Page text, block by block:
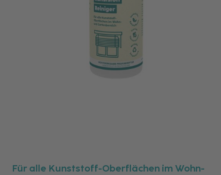
Für alle Kunststoff-Oberflächen im Wohn-